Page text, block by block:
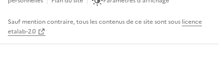
Sauf mention contraire, tous les contenus de ce site sont sous licence
etalab-2.0